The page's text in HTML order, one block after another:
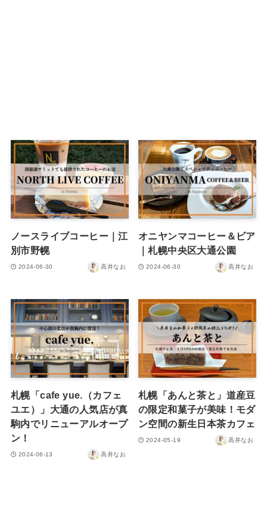
ノースライブコーヒー｜江
別市野幌
2024-06-30 高井なお
オニヤンマコーヒー＆ビア
｜札幌中央区大通公園
2024-06-30 高井なお
札幌「cafe yue.（カフェ
ユエ）」大通の人気店が真
駒内でリニューアルオープ
ン！
2024-06-13 高井なお
札幌「あんと茶と」道産豆
の限定和菓子が美味！モダ
ン空間の新生日本茶カフェ
2024-05-19 高井なお